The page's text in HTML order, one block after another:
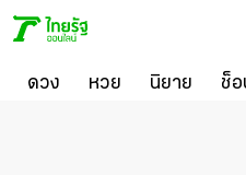
ดวง หวย นิยาย ช็